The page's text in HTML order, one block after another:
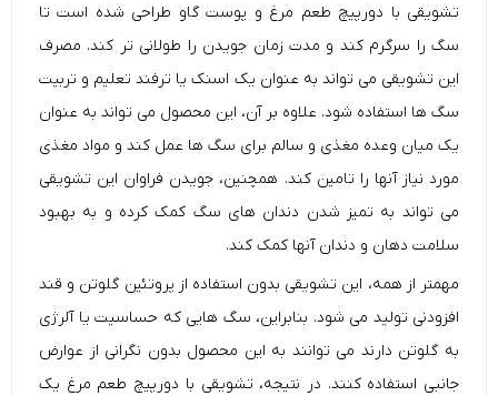
تشویقی با دورپیچ طعم مرغ و پوست گاو طراحی شده است تا
سگ را سرگرم کند و مدت زمان جویدن را طولانی تر کند. مصرف
این تشویقی می تواند به عنوان یک اسنک یا ترفند تعلیم و تربیت
سگ ها استفاده شود. علاوه بر آن، این محصول می تواند به عنوان
یک میان وعده مغذی و سالم برای سگ ها عمل کند و مواد مغذی
مورد نیاز آنها را تامین کند. همچنین، جویدن فراوان این تشویقی
می تواند به تمیز شدن دندان های سگ کمک کرده و به بهبود
سلامت دهان و دندان آنها کمک کند.
مهمتر از همه، این تشویقی بدون استفاده از پروتئین گلوتن و قند
افزودنی تولید می شود. بنابراین، سگ هایی که حساسیت یا آلرژی
به گلوتن دارند می توانند به این محصول بدون نگرانی از عوارض
جانبی استفاده کنند. در نتیجه، تشویقی با دورپیچ طعم مرغ یک